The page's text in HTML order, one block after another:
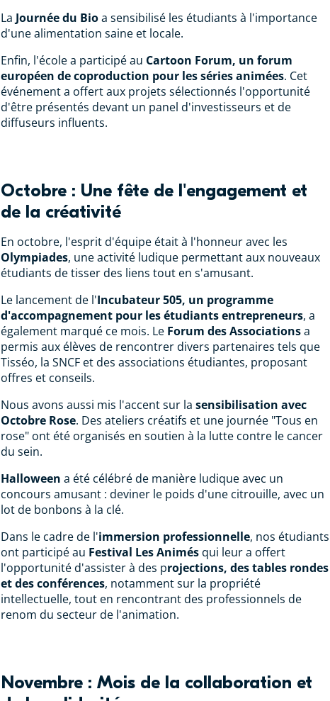
La Journée du Bioa sensibilisé les étudiants à l'importance
d'une alimentation saine et locale.
Enfin, l'école a participé au Cartoon Forum, un forum
européen de coproduction pour les séries animées. Cet
événement a offert aux projets sélectionnés l'opportunité
d'être présentés devant un panel d'investisseurs et de
diffuseurs influents.
Octobre : Une fête de l'engagement et
de la créativité
En octobre, l'esprit d'équipe était à l'honneur avec les
Olympiades, une activité ludique permettant aux nouveaux
étudiants de tisser des liens tout en s'amusant.
Le lancement de l'Incubateur 505, un programme
d'accompagnement pour les étudiants entrepreneurs, a
également marqué ce mois. Le Forum des Associationsa
permis aux élèves de rencontrer divers partenaires tels que
Tisséo, la SNCF et des associations étudiantes, proposant
offres et conseils.
Nous avons aussi mis l'accent sur la sensibilisation avec
Octobre Rose. Des ateliers créatifs et une journée "Tous en
rose" ont été organisés en soutien à la lutte contre le cancer
du sein.
Halloween a été célébré de manière ludique avec un
concours amusant : deviner le poids d'une citrouille, avec un
lot de bonbons à la clé.
Dans le cadre de l'immersion professionnelle, nos étudiants
ont participé au Festival Les Animés qui leur a offert
l'opportunité d'assister à des projections, des tables rondes
et des conférences, notamment sur la propriété
intellectuelle, tout en rencontrant des professionnels de
renom du secteur de l'animation.
Novembre : Mois de la collaboration et